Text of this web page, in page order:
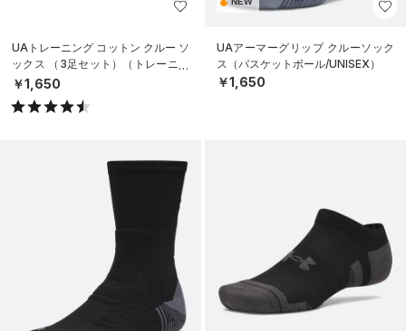
UAトレーニング コットン クルー ソ
ックス （3足セット）（トレーニン
グ/UNISEX）
￥1,650
UAアーマーグリップ クルーソック
ス（バスケットボール/UNISEX）
￥1,650